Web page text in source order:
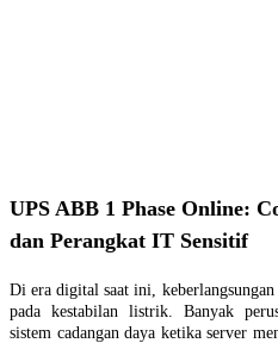
UPS ABB 1 Phase Online:
dan Perangkat IT Sensitif
Di era digital saat ini,
pada kestabilan listrik. Banyak
sistem cadangan daya ketika server